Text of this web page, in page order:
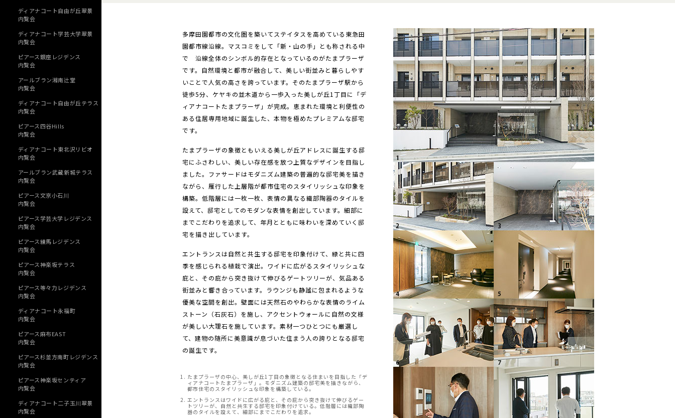
多摩田園都市の文化圏を築いてステイタスを高めている東急田
園都市線沿線。マスコミをして「新・山の手」とも称される中
で 沿線全体のシンボル的存在となっているのがたまプラーザ
です。自然環境と都市が融合して、美しい街並みと暮らしやす
いことで人気の高さを誇っています。そのたまプラーザ駅から
徒歩5分、ケヤキの並木道から一歩入った美しが丘1丁目に「デ
ィアナコートたまプラーザ」が完成。恵まれた環境と利便性の
ある住居専用地域に誕生した、本物を極めたプレミアムな邸宅
です。
たまプラーザの象徴ともいえる美しが丘アドレスに誕生する邸
宅にふさわしい、美しい存在感を放つ上質なデザインを目指し
ました。ファサードはモダニズム建築の普遍的な邸宅美を描き
ながら、雁行した上層階が都市住宅のスタイリッシュな印象を
構築。低階層には一枚一枚、表情の異なる織部陶器のタイルを
設えて、邸宅としてのモダンな表情を創出しています。細部に
までこだわりを追求して、年月とともに味わいを深めていく邸
宅を描き出しています。
エントランスは自然と共生する邸宅を印象付けて、緑と共に四
季を感じられる植栽で演出。ワイドに広がるスタイリッシュな
庇と、その庇から突き抜けて伸びるゲートツリーが、気品ある
街並みと響き合っています。ラウンジも静謐に包まれるような
優美な空間を創出。壁面には天然石のやわらかな表情のライム
ストーン（石灰石）を施し、アクセントウォールに自然の文様
が美しい大理石を施しています。素材一つひとつにも厳選し
て、建物の随所に美意識が息づいた住まう人の誇りとなる邸宅
の誕生です。
たまプラーザの中心、美しが丘1丁目の象徴となる住まいを目指した「デ
ィアナコートたまプラーザ」。モダニズム建築の邸宅美を描きながら、
都市住宅のスタイリッシュな印象を構築している。
エントランスはワイドに広がる庇と、その庇から突き抜けて伸びるゲー
トツリーが、自然と共生する邸宅を印象付けている。低階層には織部陶
器のタイルを設えて、細部にまでこだわりを追求。
ディアナコート自由が丘翠景
内覧会
ディアナコート学芸大学翠景
内覧会
ピアース銀座レジデンス
内覧会
アールブラン湘南辻堂
内覧会
ディアナコート自由が丘テラス
内覧会
ピアース四谷Hills
内覧会
ディアナコート東北沢リビオ
内覧会
アールブラン武蔵新城テラス
内覧会
ピアース文京小石川
内覧会
ピアース学芸大学レジデンス
内覧会
ピアース練馬レジデンス
内覧会
ピアース神楽坂テラス
内覧会
ピアース等々力レジデンス
内覧会
ディアナコート永福町
内覧会
ピアース麻布EAST
内覧会
ピアース杉並方南町レジデンス
内覧会
ピアース神楽坂センティア
内覧会
ディアナコート二子玉川翠景
内覧会